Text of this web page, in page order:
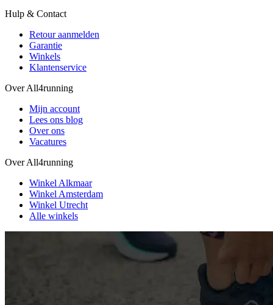
Hulp & Contact
Retour aanmelden
Garantie
Winkels
Klantenservice
Over All4running
Mijn account
Lees ons blog
Over ons
Vacatures
Over All4running
Winkel Alkmaar
Winkel Amsterdam
Winkel Utrecht
Alle winkels